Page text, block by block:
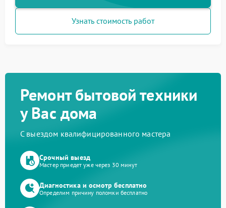
Узнать стоимость работ
Ремонт бытовой техники
у Вас дома
С выездом квалифицированного мастера
Срочный выезд
Мастер приедет уже через 30 минут
Диагностика и осмотр бесплатно
Определим причину поломки бесплатно